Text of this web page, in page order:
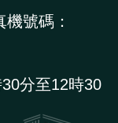
號碼：
分至12時30